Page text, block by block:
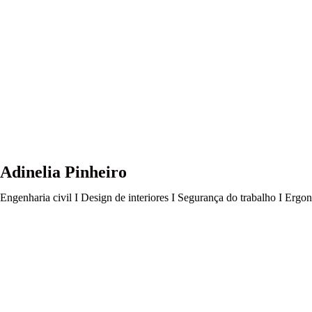
Adinelia Pinheiro
Engenharia civil I Design de interiores I Segurança do trabalho I